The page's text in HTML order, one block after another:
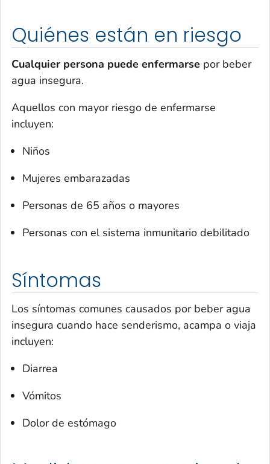
Quiénes están en riesgo
Cualquier persona puede enfermarse por beber
agua insegura.
Aquellos con mayor riesgo de enfermarse
incluyen:
Niños
Mujeres embarazadas
Personas de 65 años o mayores
Personas con el sistema inmunitario debilitado
Síntomas
Los síntomas comunes causados por beber agua
insegura cuando hace senderismo, acampa o viaja
incluyen:
Diarrea
Vómitos
Dolor de estómago